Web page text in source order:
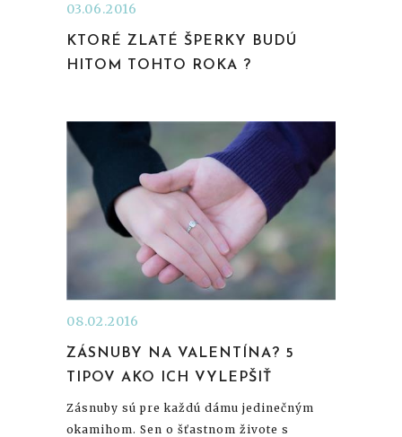
03.06.2016
KTORÉ ZLATÉ ŠPERKY BUDÚ
HITOM TOHTO ROKA ?
08.02.2016
ZÁSNUBY NA VALENTÍNA? 5
TIPOV AKO ICH VYLEPŠIŤ
Zásnuby sú pre každú dámu jedinečným
okamihom. Sen o šťastnom živote s